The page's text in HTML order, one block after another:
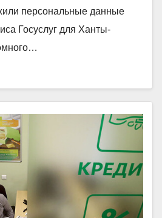
персональные данные
Госуслуг для Ханты-